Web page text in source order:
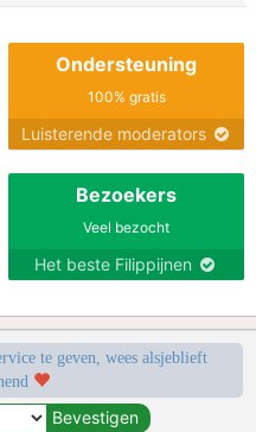
Ondersteuning
100% gratis
Luisterende moderators
Bezoekers
Veel bezocht
Het beste Filippijnen
te geven, wees alsjeblieft